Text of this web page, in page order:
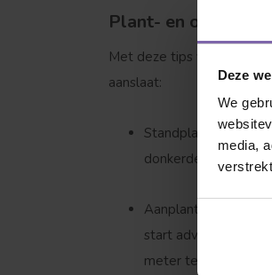
Deze
We
media,
Plant- en
Met deze tips van de
aanslaat:
Standplaats:Hij
donkerder het blad
Aanplanten:
start adviseren wij
meter te plaatsen